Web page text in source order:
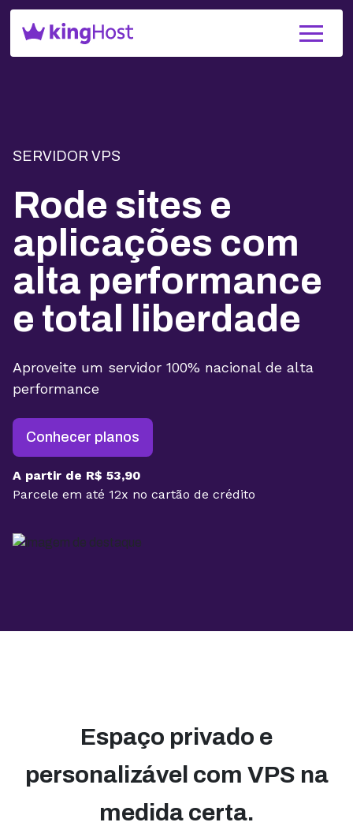
SERVIDOR VPS
Rode sites e
aplicações com
alta performance
e total liberdade
Aproveite um servidor 100% nacional de alta
performance
Conhecer planos
A partir de R$ 53,90
Parcele em até 12x no cartão de crédito
Espaço privado e
personalizável com VPS na
medida certa.